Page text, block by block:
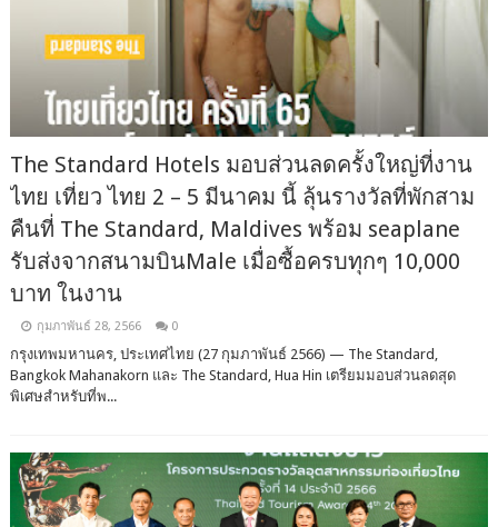
The Standard Hotels มอบส่วนลดครั้งใหญ่ที่งาน
ไทย เที่ยว ไทย 2 – 5 มีนาคม นี้ ลุ้นรางวัลที่พักสาม
คืนที่ The Standard, Maldives พร้อม seaplane
รับส่งจากสนามบินMale เมื่อซื้อครบทุกๆ 10,000
บาท ในงาน
กุมภาพันธ์ 28, 2566 0
กรุงเทพมหานคร, ประเทศไทย (27 กุมภาพันธ์ 2566) — The Standard,
Bangkok Mahanakorn และ The Standard, Hua Hin เตรียมมอบส่วนลดสุด
พิเศษสำหรับที่พ...